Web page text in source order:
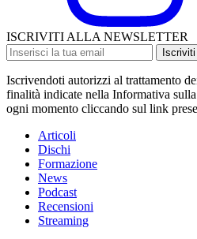
ISCRIVITI ALLA NEWSLETTER
Iscriviti
Iscrivendoti autorizzi al trattamento
finalità indicate nella Informativa
ogni momento cliccando sul link
Articoli
Dischi
Formazione
News
Podcast
Recensioni
Streaming